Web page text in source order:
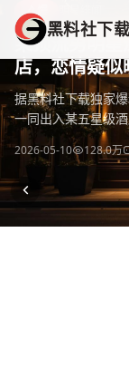
黑料社下载
黑料社下载
黑料社下载 - 全网
某顶流男明
店，恋情疑
据黑料社下载独家
一同出入某五星级
2026-05-10 128.0万